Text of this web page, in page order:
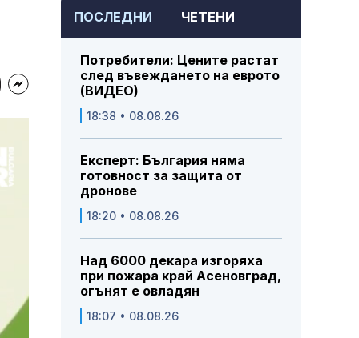
ПОСЛЕДНИ ЧЕТЕНИ
Потребители: Цените растат
след въвеждането на еврото
(ВИДЕО)
18:38 • 08.08.26
Експерт: България няма
готовност за защита от
дронове
18:20 • 08.08.26
Над 6000 декара изгоряха
при пожара край Асеновград,
огънят е овладян
18:07 • 08.08.26